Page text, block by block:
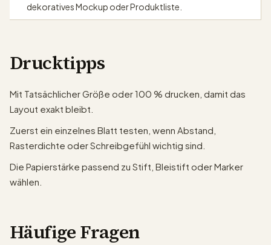
dekoratives Mockup oder Produktliste.
Drucktipps
Mit Tatsächlicher Größe oder 100 % drucken, damit das
Layout exakt bleibt.
Zuerst ein einzelnes Blatt testen, wenn Abstand,
Rasterdichte oder Schreibgefühl wichtig sind.
Die Papierstärke passend zu Stift, Bleistift oder Marker
wählen.
Häufige Fragen